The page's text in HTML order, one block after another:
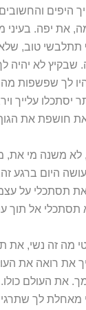
היפים
את יפה. בעיני
תתלבשי טוב,
שבקיץ לא יהיה
לך שפשפות
יסתכלו עלייך
חושפת את
לא משנה מי
היום ברגע
תסתכלי על
אל תוך
מה זה נשי, את
את רואה את
את העולם
לך